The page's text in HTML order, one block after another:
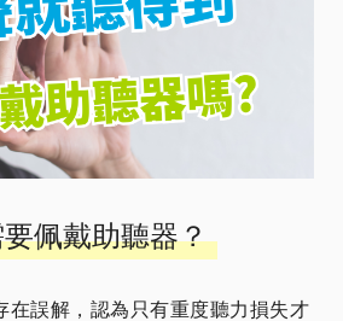
佩戴助聽器？
在誤解，認為只有重度聽力損失才